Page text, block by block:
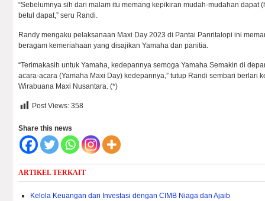
“Sebelumnya sih dari malam itu memang kepikiran mudah-mudahan dapat
betul dapat,” seru Randi.
Randy mengaku pelaksanaan Maxi Day 2023 di Pantai Panritalopi ini
beragam kemeriahaan yang disajikan Yamaha dan panitia.
“Terimakasih untuk Yamaha, kedepannya semoga Yamaha Semakin di
acara-acara (Yamaha Maxi Day) kedepannya,” tutup Randi sembari berlari
Wirabuana Maxi Nusantara. (*)
Post Views: 358
Share this news
ARTIKEL TERKAIT
Kelola Keuangan dan Investasi dengan CIMB Niaga dan Ajaib